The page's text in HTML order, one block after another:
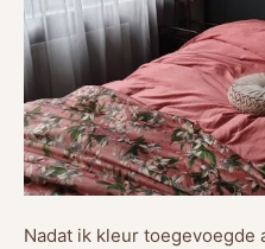
Nadat ik kleur toegevoegde